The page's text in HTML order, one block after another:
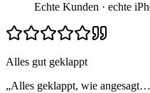
Echte Kunden · echte
Alles gut geklappt
„Alles geklappt, wie